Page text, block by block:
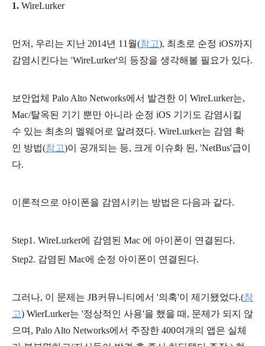
1. WireLurker
먼저, 우리는 지난 2014년 11월(참고), 최초로 순정 iOS까지
감염시킨다는 'WireLurker'의 등장을 생각해볼 필요가 있다.
보안업체 Palo Alto Networks에서 발견한 이 WireLurker는,
Mac/탈옥된 기기 뿐만 아니라 순정 iOS 기기도 감염시킬
수 있는 최초의 멜웨어로 알려졌다. WireLurker는 감염 확
인 방법(참고)이 공개되는 등, 크게 이슈화 된, 'NetBus'급이
다.
이론적으로 아이폰을 감염시키는 방법은 다음과 같다.
Step1. WireLurker에 감염된 Mac 에 아이폰이 연결된다.
Step2. 감염된 Mac에 순정 아이폰이 연결된다.
그러나, 이 문제는 JB커뮤니티에서 '의혹'이 제기됐었다.(참
고) WierLurker는 '정상적인 사용'을 했을 때, 문제가 되지 않
으며, Palo Alto Networks에서 주장한 400여개의 앱은 실체